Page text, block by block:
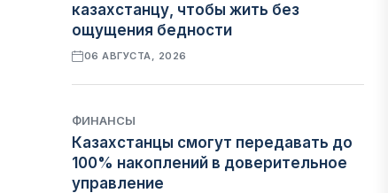
казахстанцу, чтобы жить без
ощущения бедности
06 АВГУСТА, 2026
ФИНАНСЫ
Казахстанцы смогут передавать до
100% накоплений в доверительное
управление